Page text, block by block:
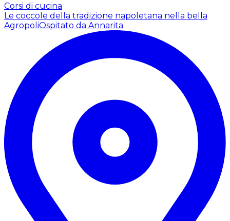
Corsi di cucina
Le coccole della tradizione napoletana nella bella
AgropoliOspitato da Annarita